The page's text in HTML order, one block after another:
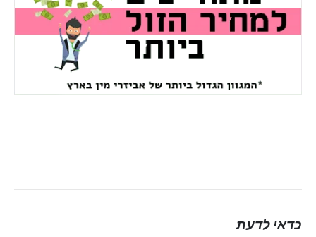
כדאי לדעת